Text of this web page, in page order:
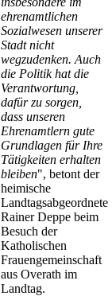
ehrenamtlichen
Sozialwesen unserer
Stadt nicht
wegzudenken. Auch
die Politik hat die
Verantwortung,
dafür zu sorgen,
dass unseren
Ehrenamtlern gute
Grundlagen für Ihre
Tätigkeiten erhalten
bleiben", betont der
heimische
Landtagsabgeordnete
Rainer Deppe beim
Besuch der
Katholischen
Frauengemeinschaft
aus Overath im
Landtag.